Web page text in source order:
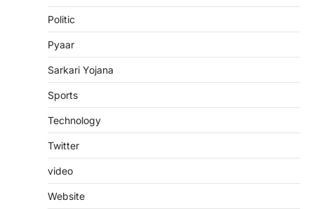
Politic
Pyaar
Sarkari Yojana
Sports
Technology
Twitter
video
Website